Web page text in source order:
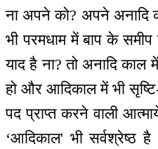
ना अपने को? अपने अनादि
भी परमधाम में बाप के
याद है ना? तो अनादि काल
हो और आदिकाल में भी
पद प्राप्त करने वाली
‘आदिकाल' भी सर्वश्रेष्ठ